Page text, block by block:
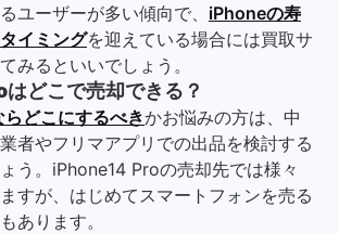
ユーザーが多い傾向で、 iPhoneの寿
イミングを迎えている場合には買取サ
みるといいでしょう。
どこで売却できる？
どこにするべきかお悩みの方は、中
者やフリマアプリでの出品を検討する
う。iPhone14 Proの売却先では様々
すが、はじめてスマートフォンを売る
あります。